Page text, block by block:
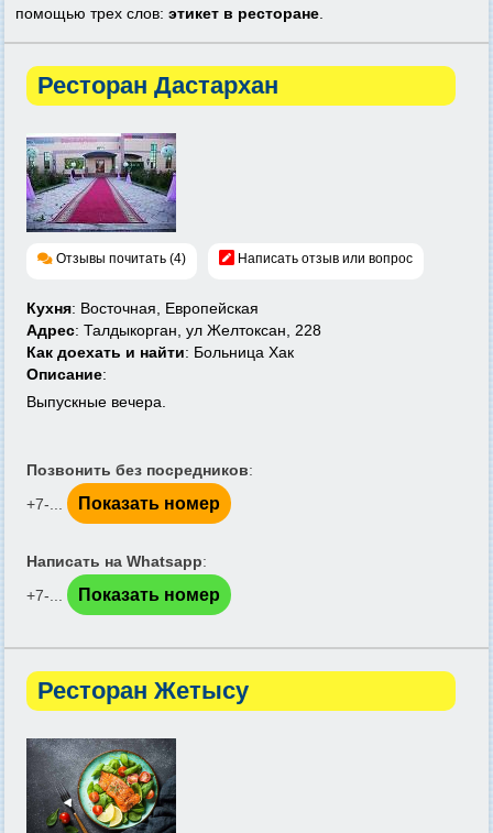
помощью трех слов: этикет в ресторане
Ресторан Дастархан
Отзывы почитать (4) Написать отзыв или вопрос
Кухня: Восточная, Европейская
Адрес: Талдыкорган, ул Желтоксан, 228
Как доехать и найти: Больница Хак
Описание:
Выпускные вечера.
Позвонить без посредников:
+7-...
Показать номер
Написать на Whatsapp:
+7-...
Показать номер
Ресторан Жетысу